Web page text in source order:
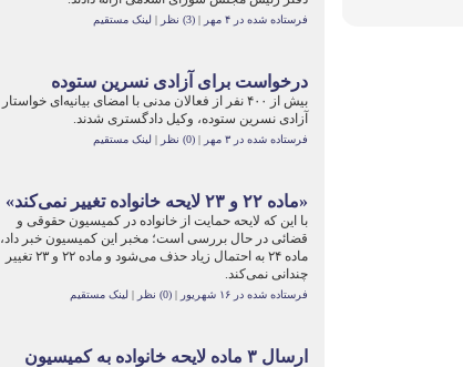
فرستاده شده در ۴ مهر |(3) نظر | لینک مستقیم
درخواست برای آزادی نسرین ستوده
بیش از ۴۰۰ نفر از فعالان مدنی با امضای بیانیه‌ای خواستار
آزادی نسرین ستوده، وکیل دادگستری شدند.
فرستاده شده در ۳ مهر |(0) نظر | لینک مستقیم
«ماده ‌٢٢ و ‌٢٣ لايحه خانواده تغيير نمی‌کند»
با اين که لايحه حمايت از خانواده در کميسيون حقوقی و
قضائی در حال بررسی است؛ مخبر اين کميسيون خبر داد،
ماده ۲۴ به احتمال زياد حذف می‌شود و ماده ‌٢٢ و ‌٢٣ تغيير
چندانی نمی‌کند.
فرستاده شده در ۱۶ شهریور |(0) نظر | لینک مستقیم
ارسال ۳ ماده لايحه خانواده به کميسيون